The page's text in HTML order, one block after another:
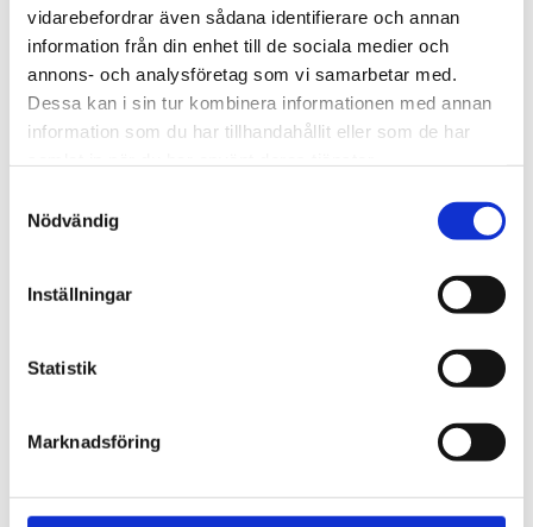
vidarebefordrar även sådana identifierare och annan
information från din enhet till de sociala medier och
annons- och analysföretag som vi samarbetar med.
Dessa kan i sin tur kombinera informationen med annan
information som du har tillhandahållit eller som de har
Nödvändig
Inställningar
Statistik
Marknadsföring
10 650,00KR
Antal
Lagervara
Artikelnr
20261844